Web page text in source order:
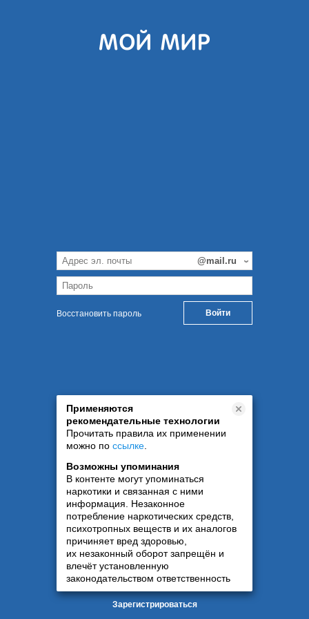
Восстановить пароль
Применяются
рекомендательные технологии
Прочитать правила их применении
можно по ссылке
Возможны упоминания
В контенте могут упоминаться
наркотики и связанная с ними
информация. Незаконное
потребление наркотических средств,
психотропных веществ и их аналогов
причиняет вред здоровью,
их незаконный оборот запрещён и
влечёт установленную
законодательством ответственность
Зарегистрироваться